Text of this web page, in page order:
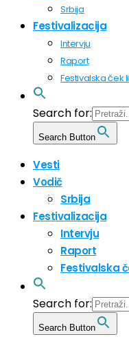
Srbija
Festivalizacija
Intervju
Raport
Festivalska ček
Search for:
Search Button
Vesti
Vodič
Srbija
Festivalizacija
Intervju
Raport
Festivalska
Search for:
Search Button